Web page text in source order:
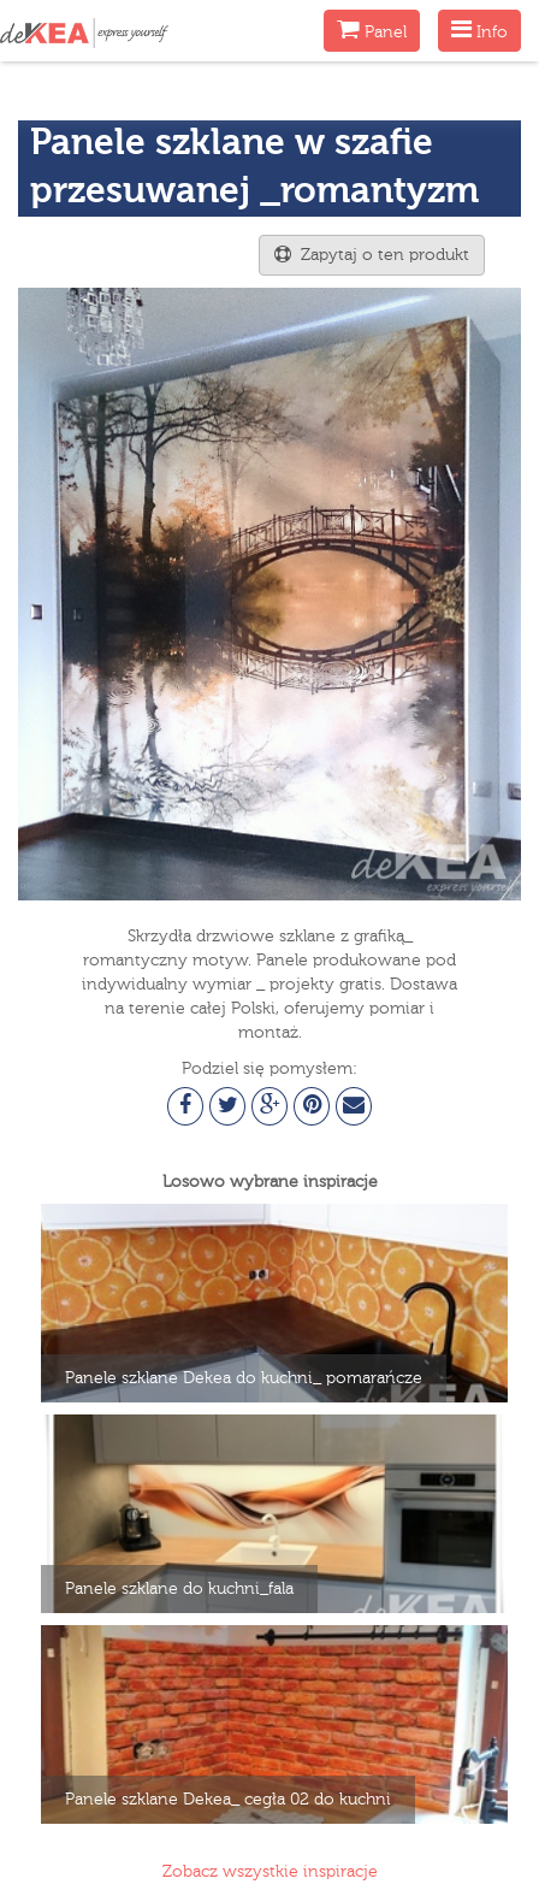
Menu
Info
MenuPanel
Panele szklane w szafie
przesuwanej _romantyzm
Zapytaj o ten produkt
Skrzydła drzwiowe szklane z grafiką_
romantyczny motyw. Panele produkowane pod
indywidualny wymiar _ projekty gratis. Dostawa
na terenie całej Polski, oferujemy pomiar i
montaż.
Podziel się pomysłem:
Losowo wybrane inspiracje
Panele szklane Dekea do kuchni_ pomarańcze
Panele szklane do kuchni_fala
Panele szklane Dekea_ cegła 02 do kuchni
Zobacz wszystkie inspiracje